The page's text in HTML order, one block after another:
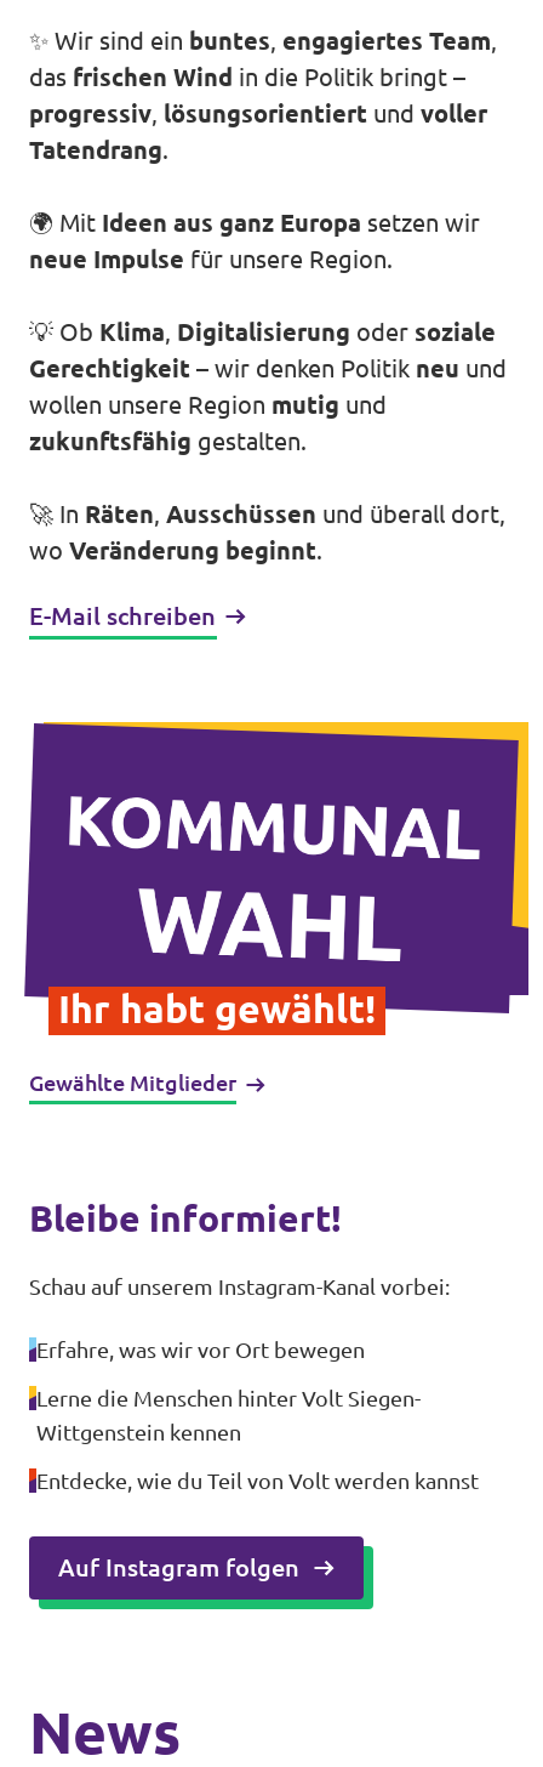
Unsere Events
Mache bei uns mit!
Jobs bei Volt
Mach mit!
Impressum
✨ Wir sind ein buntes, engagiertes Team,
das frischen Wind in die Politik bringt –
progressiv, lösungsorientiert und voller
Tatendrang.
🌍 Mit Ideen aus ganz Europa setzen wir
neue Impulse für unsere Region.
💡 Ob Klima, Digitalisierung oder soziale
Gerechtigkeit – wir denken Politik neu und
wollen unsere Region mutig und
zukunftsfähig gestalten.
🚀 In Räten, Ausschüssen und überall dort,
wo Veränderung beginnt.
E-Mail schreiben
Ihr habt gewählt!
Gewählte Mitglieder
Bleibe informiert!
Schau auf unserem Instagram-Kanal vorbei:
Erfahre, was wir vor Ort bewegen
Lerne die Menschen hinter Volt Siegen-
Wittgenstein kennen
Entdecke, wie du Teil von Volt werden kannst
Auf Instagram folgen
News